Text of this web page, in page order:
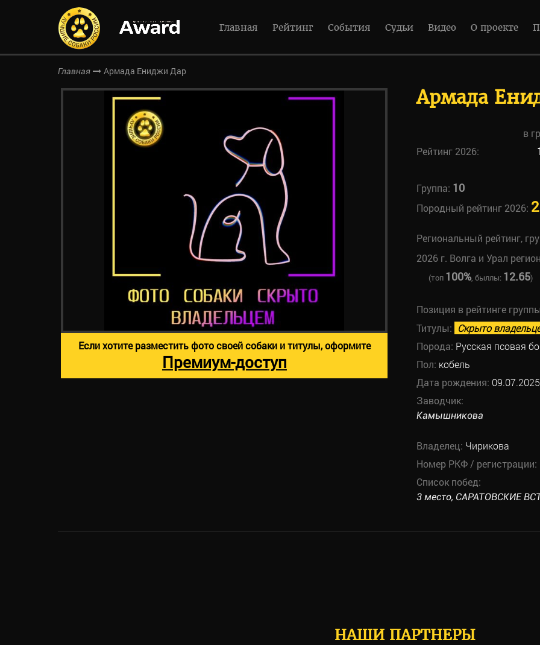
Главная Рейтинг События Судьи Видео О проекте
Главная Армада Ениджи Дар
Армада
в
Рейтинг 2026:
Группа: 10
Породный рейтинг 2026:
Региональный рейтинг,
2026 г. Волга и Урал
(топ 100%, быллы: 12.65)
Позиция в рейтинге
Титулы: Скрыто
Порода: Русская псовая
Пол: кобель
Дата рождения: 09.07.2025
Заводчик:
Камышникова
Владелец: Чирикова
Номер РКФ / регистрации:
Список побед:
3 место, САРАТОВСКИЕ
Если хотите разместить фото своей собаки и титулы, оформите
Премиум-доступ
НАШИ ПАРТНЕРЫ